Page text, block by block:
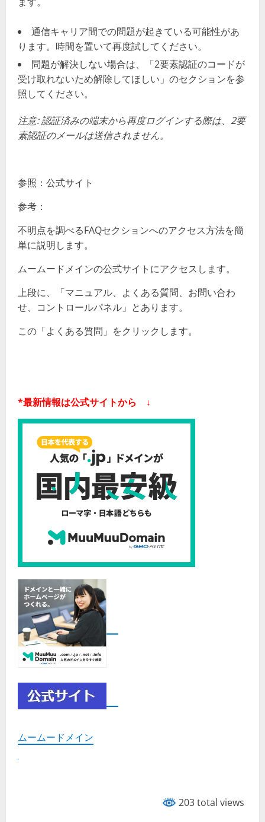
通信キャリア間での問題が起きている可能性があ
ります。時間を置いて再度試してください。
問題が解決しない場合は、「2要素認証のコードが
受け取れないため解除してほしい」のセクションを参
照してください。
注意: 認証済みの端末から再度ログインする際は、2要
素認証のメールは送信されません。
参照：公式サイト
参考：
不明点を調べるFAQセクションへのアクセス方法を簡
単に説明します。
ムームードメインの公式サイトにアクセスします。
上段に、「マニュアル、よくある質問、お問い合わ
せ、コントロールパネル」とあります。
この「よくある質問」をクリックします。
*最新情報は公式サイトから ↓
ムームードメイン
203 total views